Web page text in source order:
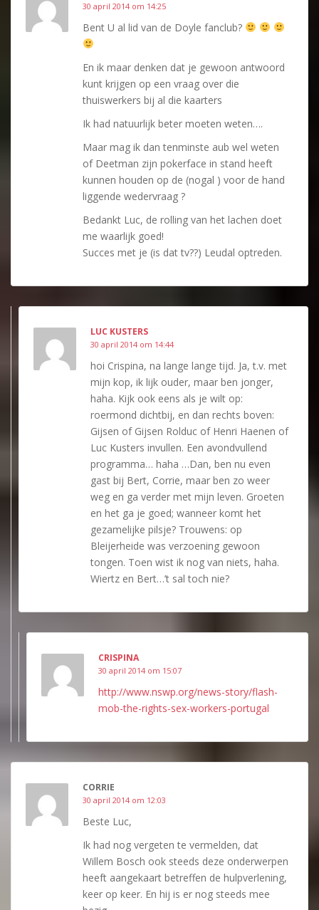
30 april 2014 om 14:25
Bent U al lid van de Doyle fanclub?
En ik maar denken dat je gewoon antwoord
kunt krijgen op een vraag over die
thuiswerkers bij al die kaarters
Ik had natuurlijk beter moeten weten….
Maar mag ik dan tenminste aub wel weten
of Deetman zijn pokerface in stand heeft
kunnen houden op de (nogal ) voor de hand
liggende wedervraag ?
Bedankt Luc, de rolling van het lachen doet
me waarlijk goed!
Succes met je (is dat tv??) Leudal optreden.
LUC KUSTERS
30 april 2014 om 14:44
hoi Crispina, na lange lange tijd. Ja, t.v. met
mijn kop, ik lijk ouder, maar ben jonger,
haha. Kijk ook eens als je wilt op:
roermond dichtbij, en dan rechts boven:
Gijsen of Gijsen Rolduc of Henri Haenen of
Luc Kusters invullen. Een avondvullend
programma… haha …Dan, ben nu even
gast bij Bert, Corrie, maar ben zo weer
weg en ga verder met mijn leven. Groeten
en het ga je goed; wanneer komt het
gezamelijke pilsje? Trouwens: op
Bleijerheide was verzoening gewoon
tongen. Toen wist ik nog van niets, haha.
Wiertz en Bert…’t sal toch nie?
CRISPINA
30 april 2014 om 15:07
http://www.nswp.org/news-story/flash-
mob-the-rights-sex-workers-portugal
CORRIE
30 april 2014 om 12:03
Beste Luc,
Ik had nog vergeten te vermelden, dat
Willem Bosch ook steeds deze onderwerpen
heeft aangekaart betreffen de hulpverlening,
keer op keer. En hij is er nog steeds mee